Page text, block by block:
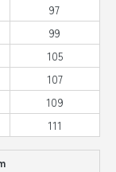
97
99
105
107
109
111